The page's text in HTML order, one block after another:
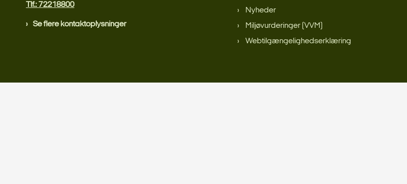
Tlf.: 72218800
Se flere kontaktoplysninger
Nyheder
Miljøvurderinger (VVM)
Webtilgængelighedserklæring